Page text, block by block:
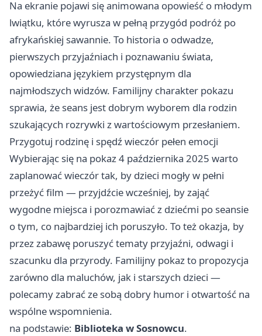
Na ekranie pojawi się animowana opowieść o młodym
lwiątku, które wyrusza w pełną przygód podróż po
afrykańskiej sawannie. To historia o odwadze,
pierwszych przyjaźniach i poznawaniu świata,
opowiedziana językiem przystępnym dla
najmłodszych widzów. Familijny charakter pokazu
sprawia, że seans jest dobrym wyborem dla rodzin
szukających rozrywki z wartościowym przesłaniem.
Przygotuj rodzinę i spędź wieczór pełen emocji
Wybierając się na pokaz 4 października 2025 warto
zaplanować wieczór tak, by dzieci mogły w pełni
przeżyć film — przyjdźcie wcześniej, by zająć
wygodne miejsca i porozmawiać z dziećmi po seansie
o tym, co najbardziej ich poruszyło. To też okazja, by
przez zabawę poruszyć tematy przyjaźni, odwagi i
szacunku dla przyrody. Familijny pokaz to propozycja
zarówno dla maluchów, jak i starszych dzieci —
polecamy zabrać ze sobą dobry humor i otwartość na
wspólne wspomnienia.
na podstawie: Biblioteka w Sosnowcu.